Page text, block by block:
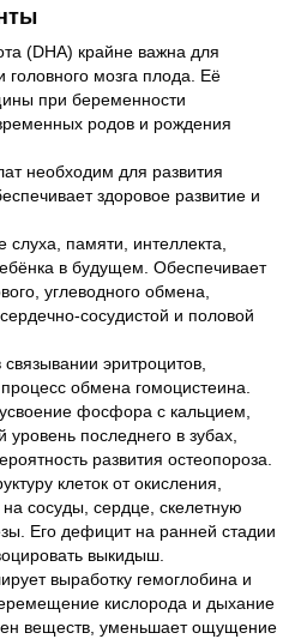
(DHA) крайне важна для
головного мозга плода. Её
при беременности
родов и рождения
необходим для развития
здоровое развитие и
слуха, памяти, интеллекта,
в будущем. Обеспечивает
углеводного обмена,
сосудистой и половой
эритроцитов,
обмена гомоцистеина.
фосфора с кальцием,
последнего в зубах,
развития остеопороза.
клеток от окисления,
на сосуды, сердце, скелетную
Его дефицит на ранней стадии
выкидыш.
выработку гемоглобина и
кислорода и дыхание
веществ, уменьшает ощущение